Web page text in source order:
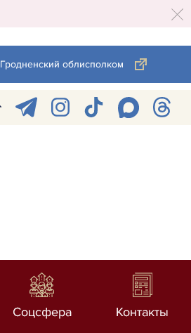
Гродненский облисполком
Соцсфера Контакты